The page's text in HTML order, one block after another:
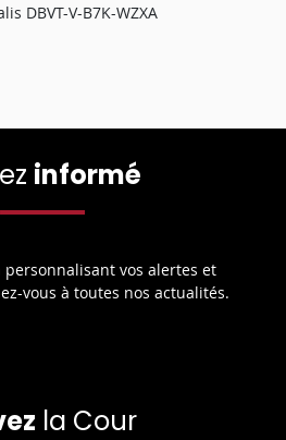
DBVT-V-B7K-WZXA
informé
personnalisant vos alertes et
vous à toutes nos actualités.
la Cour